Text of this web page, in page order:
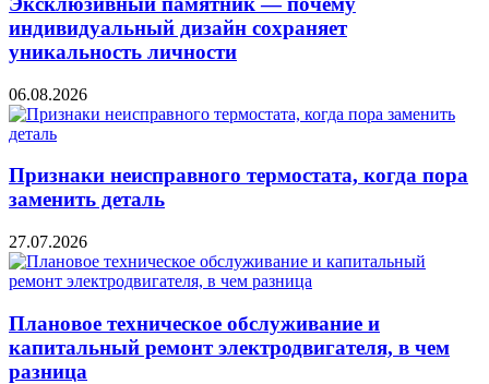
индивидуальный дизайн сохраняет
уникальность личности
06.08.2026
Признаки неисправного термостата, когда пора
заменить деталь
27.07.2026
Плановое техническое обслуживание и
капитальный ремонт электродвигателя, в чем
разница